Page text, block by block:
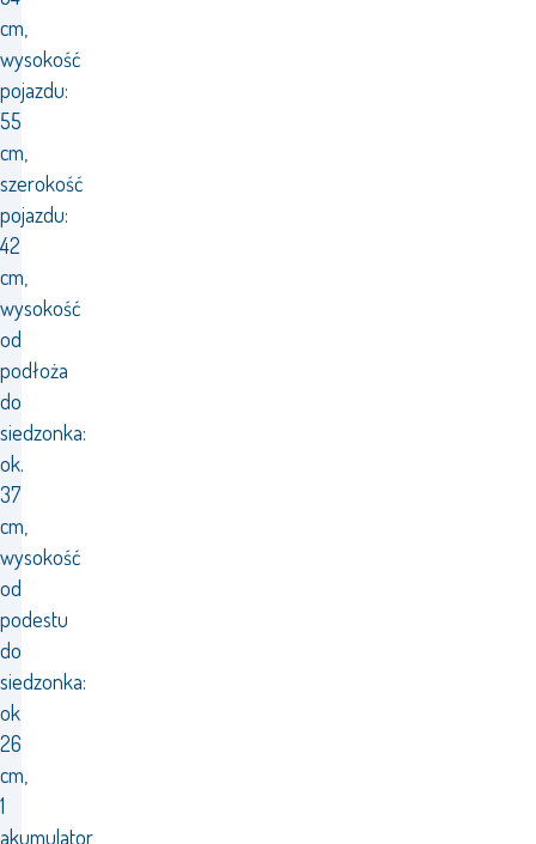
cm,
wysokość
pojazdu:
55
cm,
szerokość
pojazdu:
42
cm,
wysokość
od
podłoża
do
siedzonka:
ok.
37
cm,
wysokość
od
podestu
do
siedzonka:
ok
26
cm,
1
akumulator